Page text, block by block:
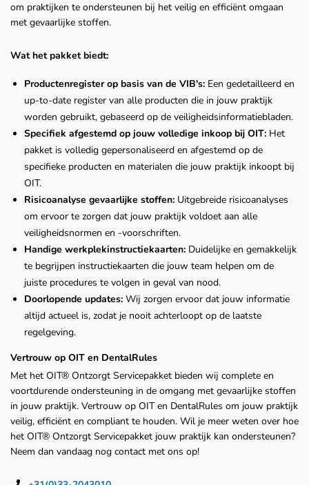
om praktijken te ondersteunen bij het veilig en efficiënt omgaan
met gevaarlijke stoffen.
Wat het pakket biedt:
Productenregister op basis van de VIB's: Een gedetailleerd en
up-to-date register van alle producten die in jouw praktijk
worden gebruikt, gebaseerd op de veiligheidsinformatiebladen.
Specifiek afgestemd op jouw volledige inkoop bij OIT: Het
pakket is volledig gepersonaliseerd en afgestemd op de
specifieke producten en materialen die jouw praktijk inkoopt bij
OIT.
Risicoanalyse gevaarlijke stoffen: Uitgebreide risicoanalyses
om ervoor te zorgen dat jouw praktijk voldoet aan alle
veiligheidsnormen en -voorschriften.
Handige werkplekinstructiekaarten: Duidelijke en gemakkelijk
te begrijpen instructiekaarten die jouw team helpen om de
juiste procedures te volgen in geval van nood.
Doorlopende updates: Wij zorgen ervoor dat jouw informatie
altijd actueel is, zodat je nooit achterloopt op de laatste
regelgeving.
Vertrouw op OIT en DentalRules
Met het OIT® Ontzorgt Servicepakket bieden wij complete en
voortdurende ondersteuning in de omgang met gevaarlijke stoffen
in jouw praktijk. Vertrouw op OIT en DentalRules om jouw praktijk
veilig, efficiënt en compliant te houden. Wil je meer weten over hoe
het OIT® Ontzorgt Servicepakket jouw praktijk kan ondersteunen?
Neem dan vandaag nog contact met ons op!